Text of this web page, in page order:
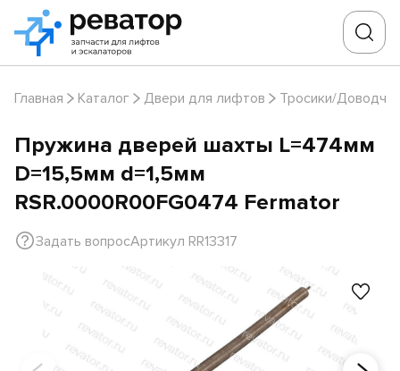
Главная Каталог Двери для лифтов Тросики/
Пружина дверей шахты L=474мм
D=15,5мм d=1,5мм
RSR.0000R00FG0474 Fermator
Задать вопросАртикул RR13317